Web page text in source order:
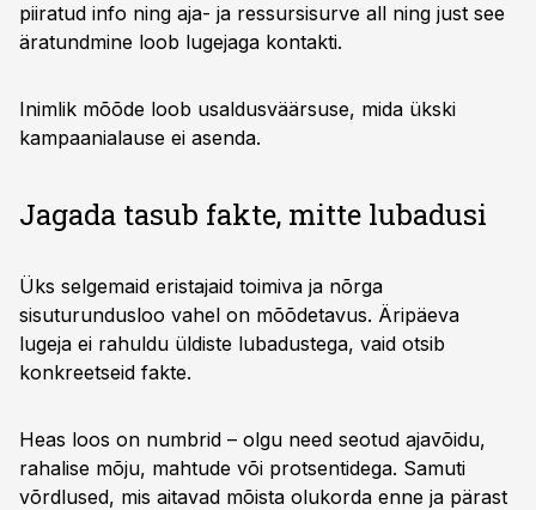
piiratud info ning aja- ja ressursisurve all ning just see
äratundmine loob lugejaga kontakti.
Inimlik mõõde loob usaldusväärsuse, mida ükski
kampaanialause ei asenda.
Jagada tasub fakte, mitte lubadusi
Üks selgemaid eristajaid toimiva ja nõrga
sisuturundusloo vahel on mõõdetavus. Äripäeva
lugeja ei rahuldu üldiste lubadustega, vaid otsib
konkreetseid fakte.
Heas loos on numbrid – olgu need seotud ajavõidu,
rahalise mõju, mahtude või protsentidega. Samuti
võrdlused, mis aitavad mõista olukorda enne ja pärast